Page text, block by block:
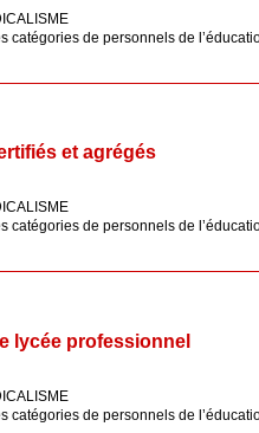
de personnels de
et agrégés
de personnels de
lycée professionnel
de personnels de